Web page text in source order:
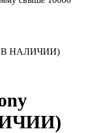
В НАЛИЧИИ)